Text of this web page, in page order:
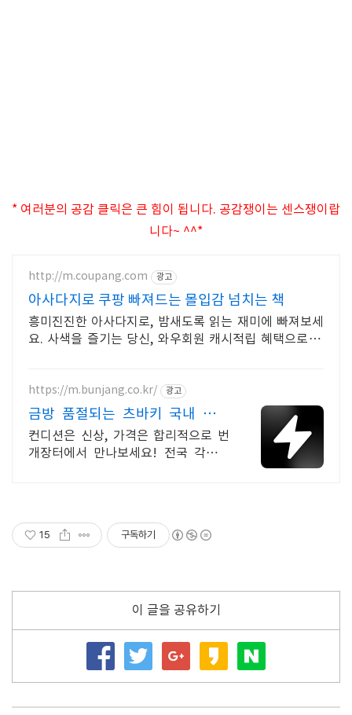
* 여러분의 공감 클릭은 큰 힘이 됩니다. 공감쟁이는 센스쟁이랍
니다~ ^^*
http://m.coupang.com 광고
아사다지로 쿠팡 빠져드는 몰입감 넘치는 책
흥미진진한 아사다지로, 밤새도록 읽는 재미에 빠져보세
요. 사색을 즐기는 당신, 와우회원 캐시적립 혜택으로 구
https://m.bunjang.co.kr/ 광고
금방 품절되는 츠바키 국내 최대
브랜드 중고거래
컨디션은 신상, 가격은 합리적으로 번
개장터에서 만나보세요! 전국 각지에
15 구독하기
이 글을 공유하기